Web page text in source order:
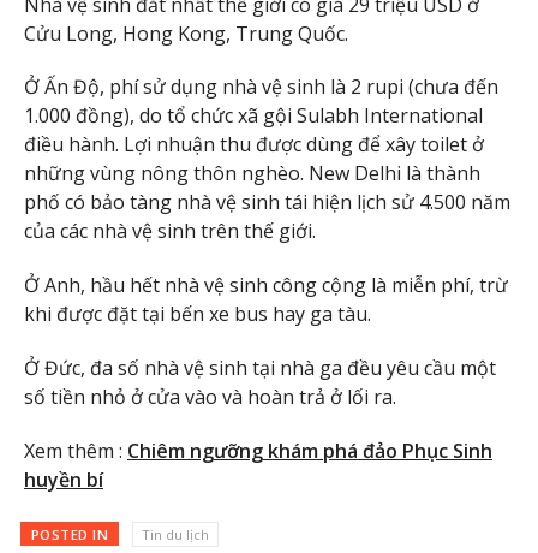
Cửu Long, Hong Kong, Trung Quốc.
Ở Ấn Độ, phí sử dụng nhà vệ sinh là 2 rupi (chưa đến
1.000 đồng), do tổ chức xã gội Sulabh International
điều hành. Lợi nhuận thu được dùng để xây toilet ở
những vùng nông thôn nghèo. New Delhi là thành
phố có bảo tàng nhà vệ sinh tái hiện lịch sử 4.500 năm
của các nhà vệ sinh trên thế giới.
Ở Anh, hầu hết nhà vệ sinh công cộng là miễn phí, trừ
khi được đặt tại bến xe bus hay ga tàu.
Ở Đức, đa số nhà vệ sinh tại nhà ga đều yêu cầu một
số tiền nhỏ ở cửa vào và hoàn trả ở lối ra.
Xem thêm : Chiêm ngưỡng khám phá đảo Phục Sinh
huyền bí
POSTED IN Tin du lịch